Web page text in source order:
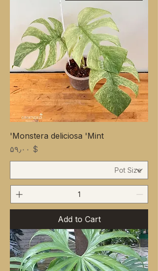
Monstera deliciosa 'Mint'
Price
$ ۵۹٫۰۰
Add to Cart